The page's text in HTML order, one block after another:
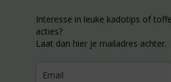
Interesse in leuke kadotips of toffe
acties?
Laat dan hier je mailadres achter.